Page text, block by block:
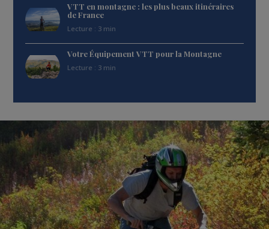
VTT en montagne : les plus beaux itinéraires
de France
Lecture : 3 min
Votre Équipement VTT pour la Montagne
Lecture : 3 min